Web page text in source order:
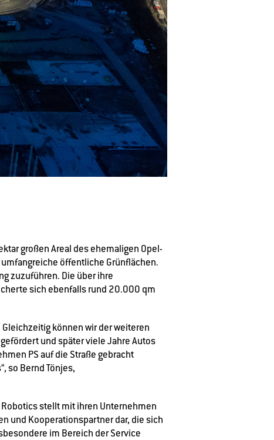
großen Areal des ehemaligen Opel-
öffentliche Grünflächen.
zuzuführen. Die über ihre
sich ebenfalls rund 20.000 qm
können wir der weiteren
und später viele Jahre Autos
PS auf die Straße gebracht
so Bernd Tönjes,
stellt mit ihren Unternehmen
und Kooperationspartner dar, die sich
im Bereich der Service